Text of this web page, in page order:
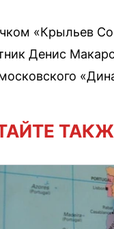
«Крыльев
Денис